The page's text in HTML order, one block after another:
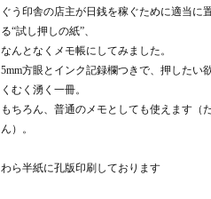
ぐう印舎の店主が日銭を稼ぐために適当に
る“試し押しの紙”、
なんとなくメモ帳にしてみました。
5mm方眼とインク記録欄つきで、押したい
くむく湧く一冊。
もちろん、普通のメモとしても使えます（
ん）。
わら半紙に孔版印刷しております